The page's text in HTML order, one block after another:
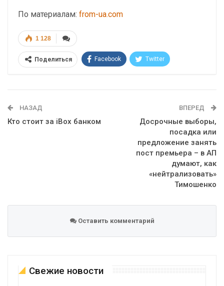
По материалам: from-ua.com
1 128
Поделиться Facebook Twitter
НАЗАД
Кто стоит за iBox банком
ВПЕРЕД
Досрочные выборы,
посадка или
предложение занять
пост премьера – в АП
думают, как
«нейтрализовать»
Тимошенко
Оставить комментарий
Свежие новости